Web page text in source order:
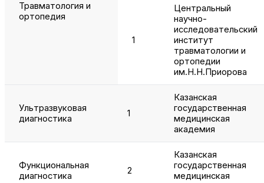
Травматология и
ортопедия
1
Центральный
научно-
исследовательский
институт
травматологии и
ортопедии
им.Н.Н.Приорова
Ультразвуковая
диагностика
1
Казанская
государственная
медицинская
академия
Функциональная
диагностика
2
Казанская
государственная
медицинская